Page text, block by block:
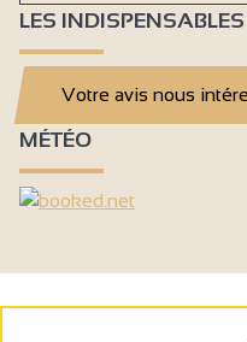
LES INDISPENSABLES
Votre avis nous
MÉTÉO